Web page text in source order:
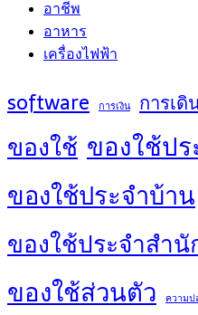
อาชีพ
อาหาร
เครื่องไฟฟ้า
software การเงิน การเดิ
ของใช้ ของใช้ป
ของใช้ประจำบ้าน
ของใช้ประจำสำ
ของใช้ส่วนตัว ความ